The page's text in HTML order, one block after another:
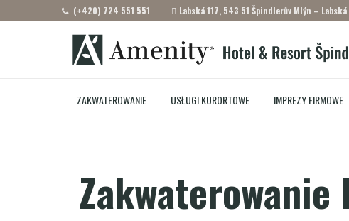
(+420) 724 551 551 Labská 117, 543 51 Špindlerův Mlýn – Labská
ZAKWATEROWANIE USŁUGI KURORTOWE IMPREZY FIRMOWE